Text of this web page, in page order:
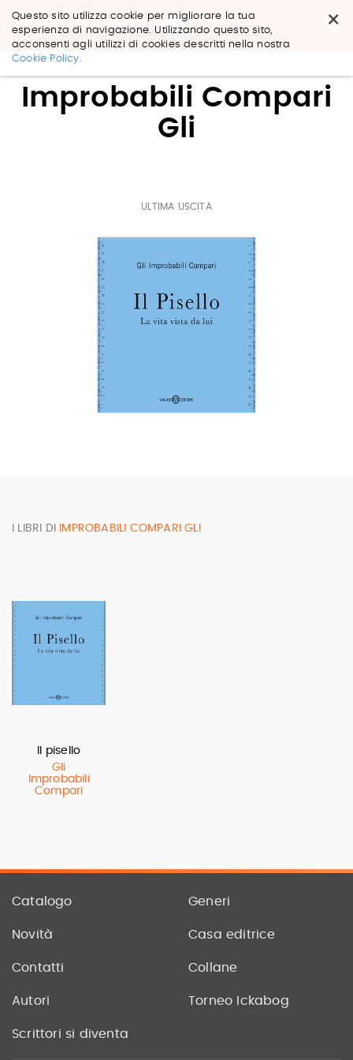
×
Questo sito utilizza cookie per migliorare la tua
esperienza di navigazione. Utilizzando questo sito,
acconsenti agli utilizzi di cookies descritti nella nostra
Cookie Policy.
Salta
SaltaImprobabili Compari
Gli
ULTIMA USCITA
I LIBRI DI IMPROBABILI COMPARI GLI
Il pisello
Gli
Improbabili
Compari
Catalogo Generi
Novità Casa editrice
Contatti Collane
Autori Torneo Ickabog
Scrittori si diventa